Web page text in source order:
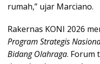
rumah,” ujar Marciano.
Rakernas KONI 2026
Program Strategis
Bidang Olahraga. Forum